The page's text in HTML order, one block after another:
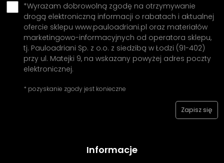
*Wyrażam dobrowolną zgodę na otrzymywanie
drogą elektroniczną informacji o rabatach i aktualnej
ofercie sklepu www.pauloadriani.pl oraz materiałów
marketingowo-informacyjnych od operatora sklepu,
tj. Pauloadriani Sp. z o.o. z siedzibą w Łodzi (91-402)
przy ul. Matejki 9, na wskazany powyżej adres poczty
elektronicznej.
* pozyskanie zgody jest konieczne
Informacje